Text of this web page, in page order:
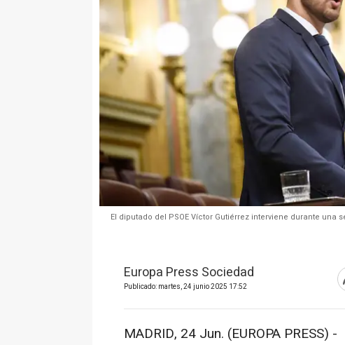
El diputado del PSOE Víctor Gutiérrez interviene durante
Europa Press Sociedad
Publicado: martes, 24 junio 2025 17:52
MADRID, 24 Jun. (EUROPA PRESS) -